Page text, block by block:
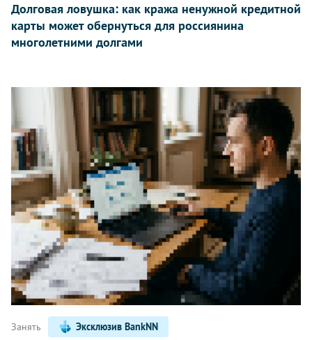
Долговая ловушка: как кража ненужной кредитной
карты может обернуться для россиянина
многолетними долгами
Занять Эксклюзив BankNN